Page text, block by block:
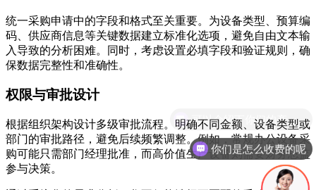
统一采购申请中的字段和格式至关重要。为设备类型、预算编
码、供应商信息等关键数据建立标准化选项，避免自由文本输
入导致的分析困难。同时，考虑设置必填字段和验证规则，确
保数据完整性和准确性。
权限与审批设计
根据组织架构设计多级审批流程。明确不同金额、设备类型或
部门的审批路径，避免后续频繁调整。例如，常规办公设备采
购可能只需部门经理批准，而高价值生产设备则需要财务总监
参与决策。
你们是怎么收费的呢